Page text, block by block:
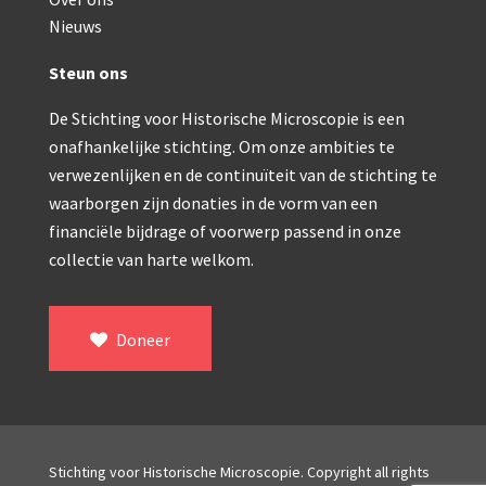
Watson & Sons, No. 1 ‘Van Heurck’ (ca. 1900)
Reichert (ca. 1925)
Winkel, statief BTC (1955-1957)
ROW, schoolmicroscoop (1955-1965)
Troughton & Simms, McArthur type (1959-
Bleeker, statief R (ca. 1965)
Nieuws
Steun ons
De Stichting voor Historische Microscopie is een
onafhankelijke stichting. Om onze ambities te
verwezenlijken en de continuïteit van de stichting te
waarborgen zijn donaties in de vorm van een
financiële bijdrage of voorwerp passend in onze
collectie van harte welkom.
Doneer
Stichting voor Historische Microscopie. Copyright all rights